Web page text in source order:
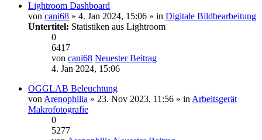
Lightroom Dashboard
von cani68 » 4. Jan 2024, 15:06 » in Digitale Bildbearbeitung
Untertitel: Statistiken aus Lightroom
0
6417
von cani68 Neuester Beitrag
4. Jan 2024, 15:06
OGGLAB Beleuchtung
von Arenophilia » 23. Nov 2023, 11:56 » in Arbeitsgerät
Makrofotografie
0
5277